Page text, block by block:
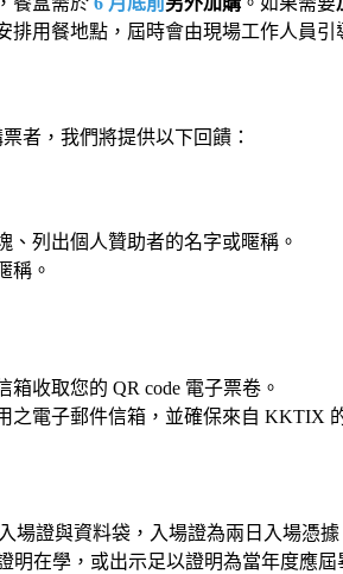
用餐地點，屆時會由現場工作人員引
者，我們將提供以下回饋：
列出個人贊助者的名字或暱稱。
稱。
收取您的 QR code 電子票卷。
電子郵件信箱，並確保來自 KKTIX
場證與資料袋，入場證為兩日入場憑
明在學，或出示足以證明為當年度應